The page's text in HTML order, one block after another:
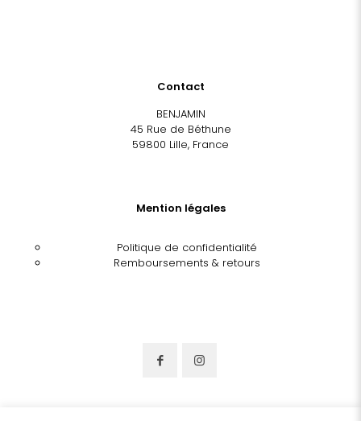
Contact
BENJAMIN
45 Rue de Béthune
59800 Lille, France
Mention légales
Politique de confidentialité
Remboursements & retours